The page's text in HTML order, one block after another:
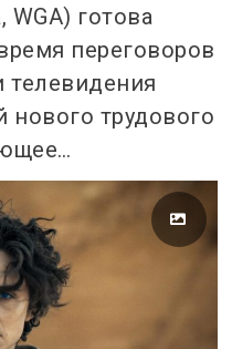
WGA) готова
переговоров
нового трудового